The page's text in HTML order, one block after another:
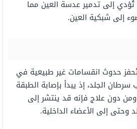
إلى تدمير عدسة العين مما
إلى شبكية العين.
حدوث انقسامات غير طبيعية في
الجلد، إذ يبدأ بإصابة الطبقة
ومن دون علاج فإنه قد ينتشر إلى
وحتى إلى الأعضاء الداخلية.